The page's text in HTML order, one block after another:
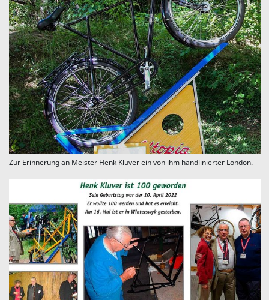
Zur Erinnerung an Meister Henk Kluver ein von ihm handlinierter London.